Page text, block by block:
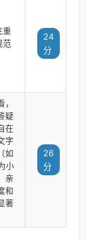
重
范
24
分
疑
在
字
（如
小
亲
和
著
26
分